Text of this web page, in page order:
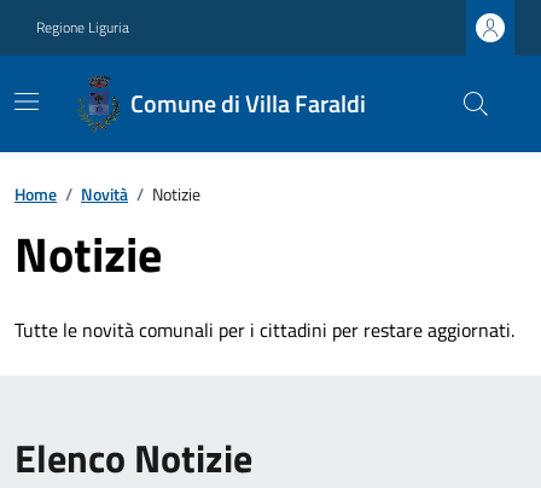
Regione Liguria
Comune di Villa Faraldi
Home / Novità / Notizie
Notizie
Tutte le novità comunali per i cittadini per restare aggiornati.
Elenco Notizie